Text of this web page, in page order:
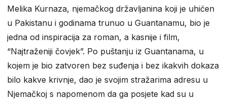
Melika Kurnaza, njemačkog državljanina koji je uhićen
u Pakistanu i godinama trunuo u Guantanamu, bio je
jedna od inspiracija za roman, a kasnije i film,
“Najtraženiji čovjek”. Po puštanju iz Guantanama, u
kojem je bio zatvoren bez suđenja i bez ikakvih dokaza
bilo kakve krivnje, dao je svojim stražarima adresu u
Njemačkoj s napomenom da ga posjete kad su u